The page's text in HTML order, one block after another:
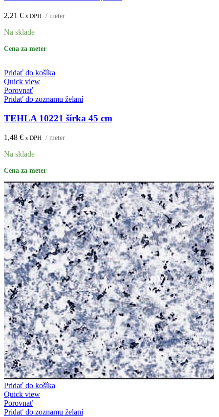
2,21 € s DPH / meter
Na sklade
Cena za meter
Pridať do košíka
Quick view
Porovnať
Pridať do zoznamu želaní
TEHLA 10221 šírka 45 cm
1,48 € s DPH / meter
Na sklade
Cena za meter
Pridať do košíka
Quick view
Porovnať
Pridať do zoznamu želaní